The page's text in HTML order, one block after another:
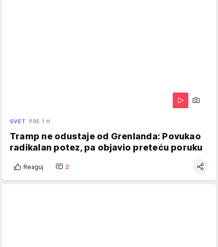
SVET PRE 1 H
Tramp ne odustaje od Grenlanda: Povukao
radikalan potez, pa objavio preteću poruku
Reaguj 2